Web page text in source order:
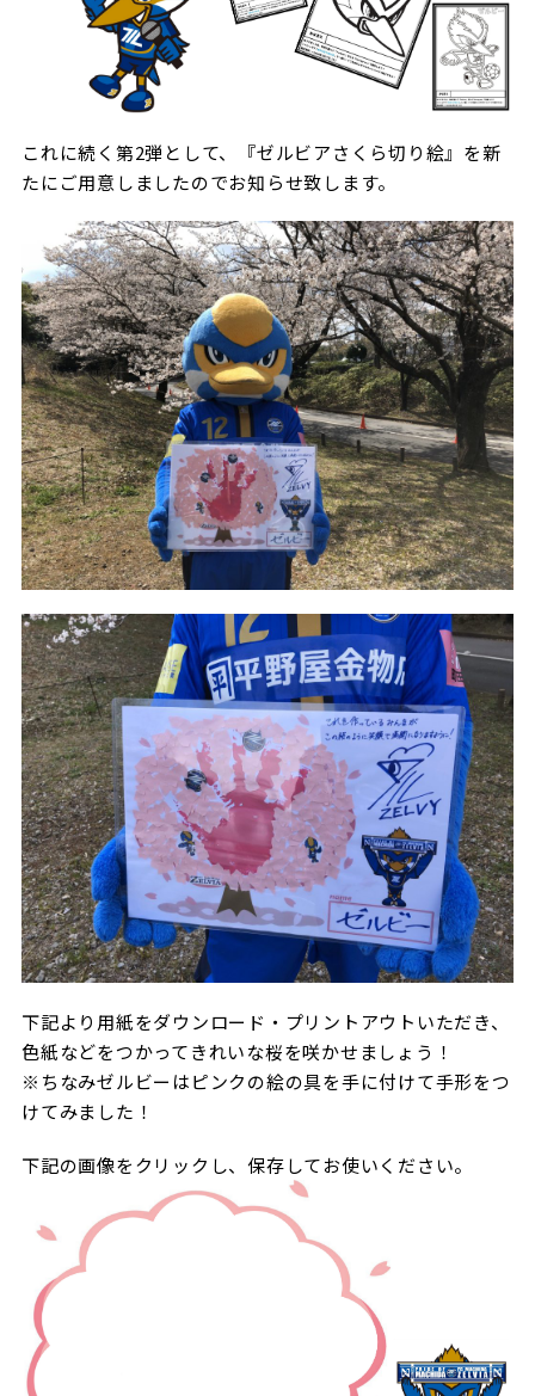
これに続く第2弾として、『ゼルビアさくら切り絵』を新
たにご用意しましたのでお知らせ致します。
下記より用紙をダウンロード・プリントアウトいただき、
色紙などをつかってきれいな桜を咲かせましょう！
※ちなみゼルビーはピンクの絵の具を手に付けて手形をつ
けてみました！
下記の画像をクリックし、保存してお使いください。